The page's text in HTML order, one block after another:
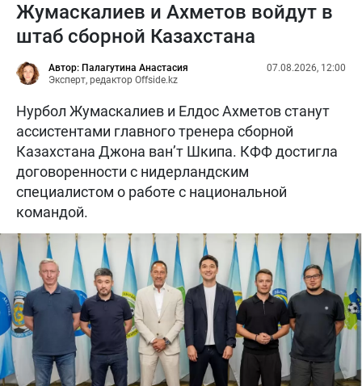
Жумаскалиев и Ахметов войдут в
штаб сборной Казахстана
Автор: Палагутина Анастасия
Эксперт, редактор Offside.kz
07.08.2026, 12:00
Нурбол Жумаскалиев и Елдос Ахметов станут
ассистентами главного тренера сборной
Казахстана Джона ван’т Шкипа. КФФ достигла
договоренности с нидерландским
специалистом о работе с национальной
командой.